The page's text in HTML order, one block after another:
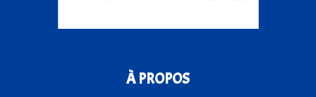
À PROPOS